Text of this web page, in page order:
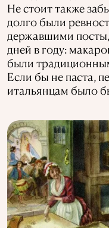
Не стоит также
долго были
державшими
дней в году:
были
Если бы не паста,
итальянцам было